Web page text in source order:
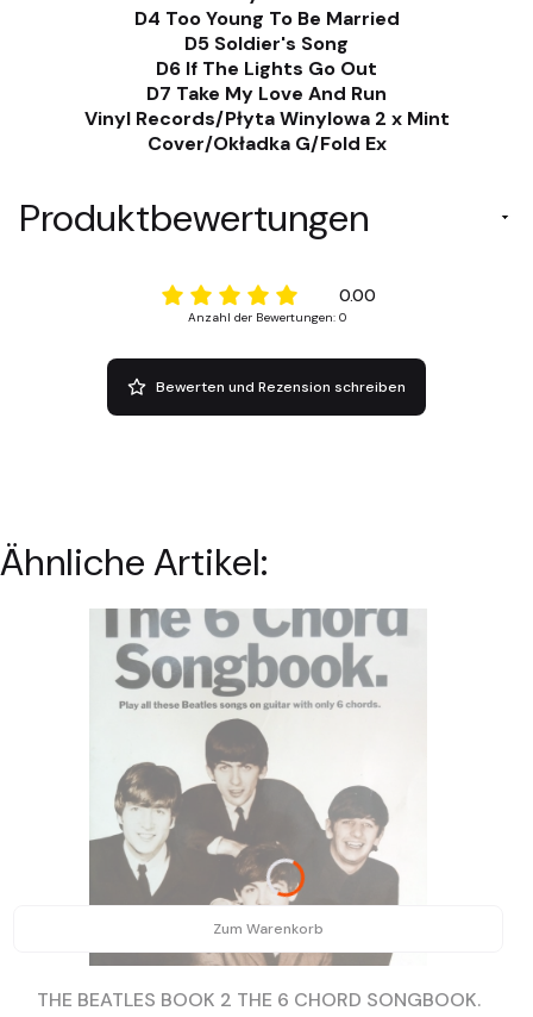
D4 Too Young To Be Married
D5 Soldier's Song
D6 If The Lights Go Out
D7 Take My Love And Run
Vinyl Records/Płyta Winylowa 2 x Mint
Cover/Okładka G/Fold Ex
Produktbewertungen
0.00
Anzahl der Bewertungen: 0
Bewerten und Rezension schreiben
Ähnliche Artikel:
Zum Warenkorb
THE BEATLES BOOK 2 THE 6 CHORD SONGBOOK.